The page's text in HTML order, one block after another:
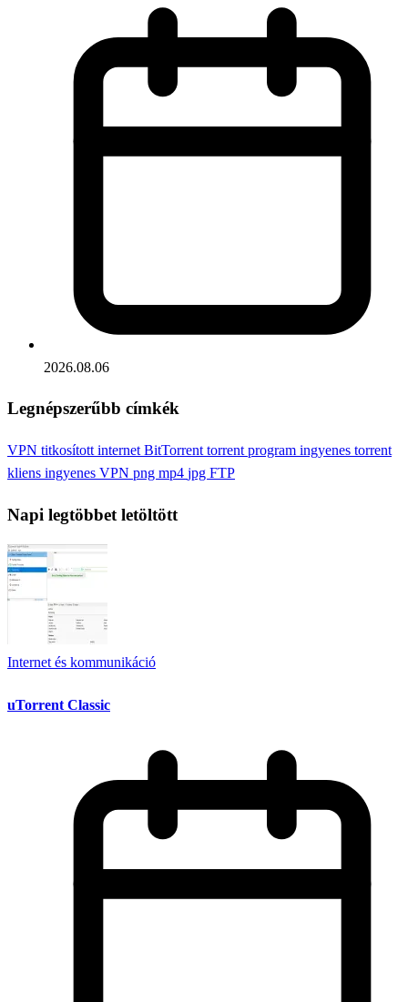
2026.08.06
Legnépszerűbb címkék
VPN titkosított internet BitTorrent torrent program ingyenes torrent
kliens ingyenes VPN png mp4 jpg FTP
Napi legtöbbet letöltött
Internet és kommunikáció
uTorrent Classic